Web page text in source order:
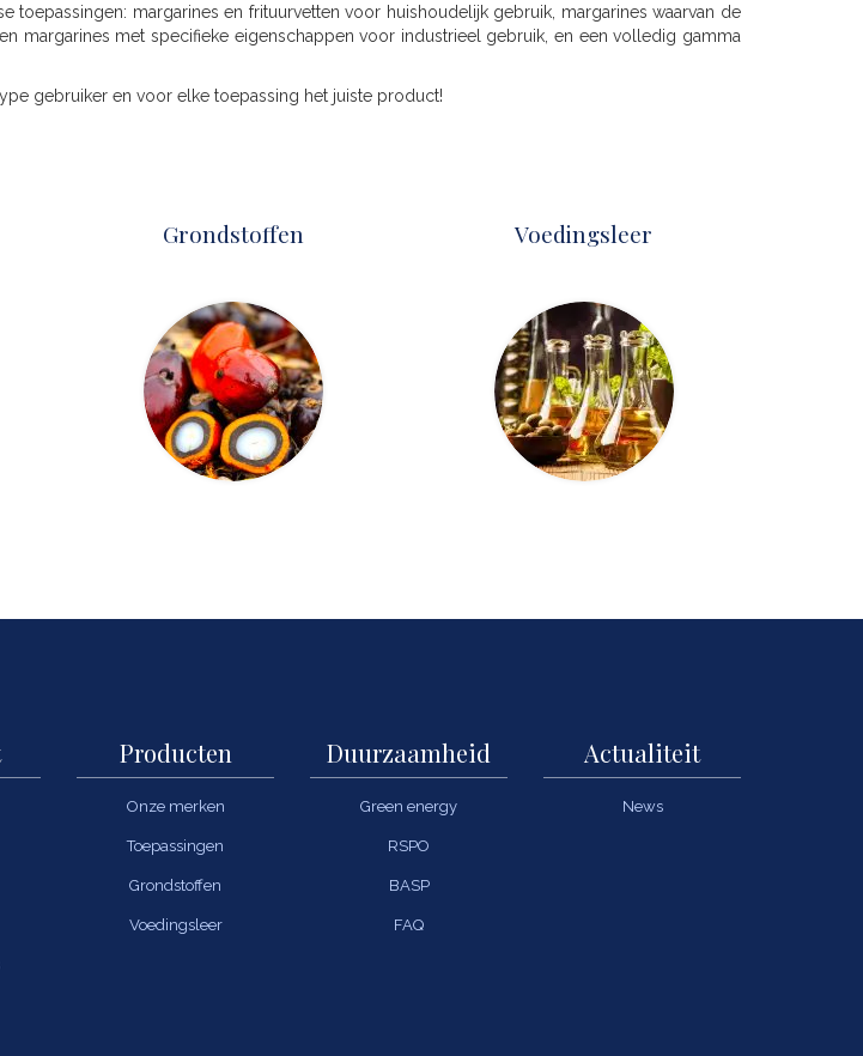
margarines en frituurvetten voor huishoudelijk gebruik, margarines waarvan de
margarines met specifieke eigenschappen voor industrieel gebruik, en een volledig gamma
gebruiker en voor elke toepassing het juiste product!
Grondstoffen Voedingsleer
Producten
Onze merken
Toepassingen
Grondstoffen
Voedingsleer
Duurzaamheid
Green energy
RSPO
BASP
FAQ
Actualiteit
News